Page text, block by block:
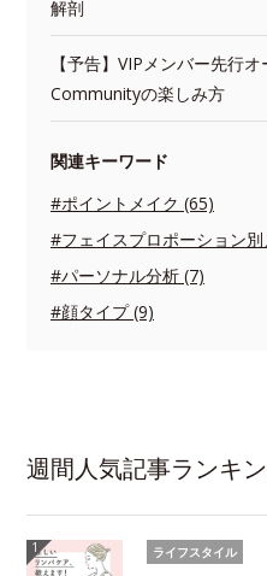
解剖
【予告】VIPメンバー先行
Communityの楽しみ方
関連キーワード
#ポイントメイク (65)
#フェイスプロポーション
#パーソナル分析 (7)
#顔タイプ (9)
週間人気記事ランキ
ライフスタイル